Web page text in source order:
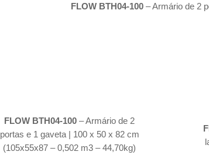
FLOW BTH04-100 – Armário de 2
FLOW BTH04-100 – Armário de 2
portas e 1 gaveta | 100 x 50 x 82 cm
(105x55x87 – 0,502 m3 – 44,70kg)